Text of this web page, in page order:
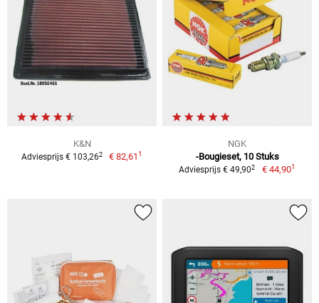
K&N
Adviesprijs € 103,262 € 82,611
NGK
-Bougieset, 10 Stuks
Adviesprijs € 49,902 € 44,901